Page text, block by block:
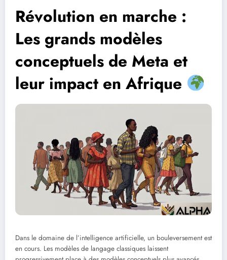
Révolution en marche :
Les grands modèles
conceptuels de Meta et
leur impact en Afrique
Dans le domaine de l’intelligence artificielle, un bouleversement est
en cours. Les modèles de langage classiques laissent